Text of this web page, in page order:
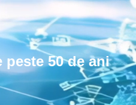
50 de ani